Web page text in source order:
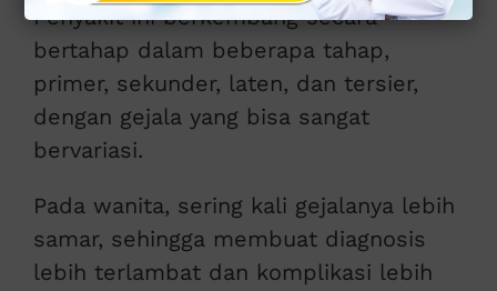
Penyakit ini berkembang secara
bertahap dalam beberapa tahap,
primer, sekunder, laten, dan tersier,
dengan gejala yang bisa sangat
bervariasi.
Pada wanita, sering kali gejalanya lebih
samar, sehingga membuat diagnosis
lebih terlambat dan komplikasi lebih